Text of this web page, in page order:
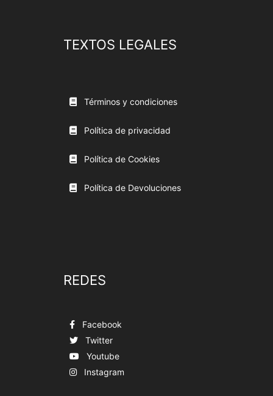
TEXTOS LEGALES
Términos y condiciones
Política de privacidad
Política de Cookies
Política de Devoluciones
REDES
Facebook
Twitter
Youtube
Instagram